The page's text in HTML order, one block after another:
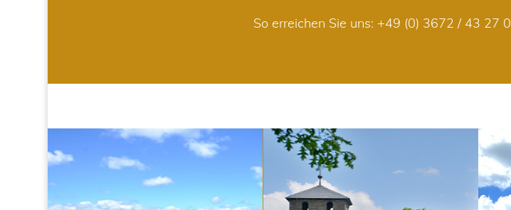
So erreichen Sie uns: +49 (0) 3672 / 43 27 0